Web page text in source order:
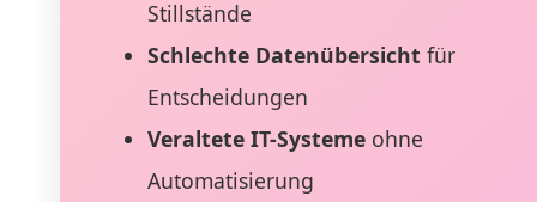
Stillstände
Schlechte Datenübersicht für
Entscheidungen
Veraltete IT-Systemeohne
Automatisierung